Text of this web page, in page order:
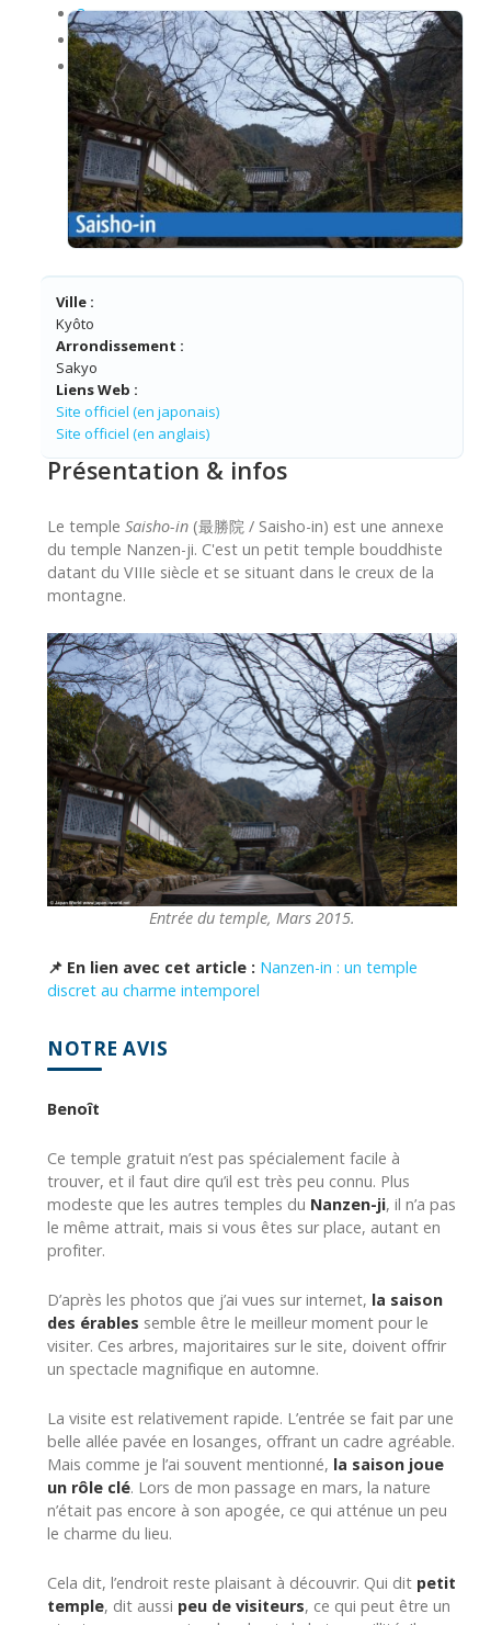
3
4
5
Ville :
Kyôto
Arrondissement :
Sakyo
Liens Web :
Site officiel (en japonais)
Site officiel (en anglais)
Présentation & infos
Le temple Saisho-in (最勝院 / Saisho-in) est une annexe
du temple Nanzen-ji. C'est un petit temple bouddhiste
datant du VIIIe siècle et se situant dans le creux de la
montagne.
Entrée du temple, Mars 2015.
📌 En lien avec cet article : Nanzen-in : un temple
discret au charme intemporel
NOTRE AVIS
Benoît
Ce temple gratuit n’est pas spécialement facile à
trouver, et il faut dire qu’il est très peu connu. Plus
modeste que les autres temples du Nanzen-ji, il n’a pas
le même attrait, mais si vous êtes sur place, autant en
profiter.
D’après les photos que j’ai vues sur internet, la saison
des érables semble être le meilleur moment pour le
visiter. Ces arbres, majoritaires sur le site, doivent offrir
un spectacle magnifique en automne.
La visite est relativement rapide. L’entrée se fait par une
belle allée pavée en losanges, offrant un cadre agréable.
Mais comme je l’ai souvent mentionné, la saison joue
un rôle clé. Lors de mon passage en mars, la nature
n’était pas encore à son apogée, ce qui atténue un peu
le charme du lieu.
Cela dit, l’endroit reste plaisant à découvrir. Qui dit petit
temple, dit aussi peu de visiteurs, ce qui peut être un